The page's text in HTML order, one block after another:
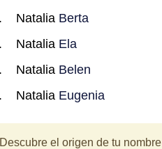
Natalia Berta
Natalia Ela
Natalia Belen
Natalia Eugenia
Descubre el origen de tu nombre